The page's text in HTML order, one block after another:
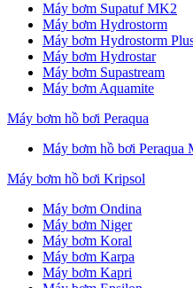
Máy bơm Supatuf MK2
Máy bơm Hydrostorm
Máy bơm Hydrostorm
Máy bơm Hydrostar
Máy bơm Supastream
Máy bơm Aquamite
Máy bơm hồ bơi Peraqua
Máy bơm hồ bơi Peraqua
Máy bơm hồ bơi Kripsol
Máy bơm Ondina
Máy bơm Niger
Máy bơm Koral
Máy bơm Karpa
Máy bơm Kapri